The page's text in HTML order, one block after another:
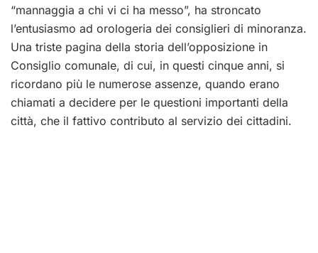
“mannaggia a chi vi ci ha messo”, ha stroncato
l’entusiasmo ad orologeria dei consiglieri di minoranza.
Una triste pagina della storia dell’opposizione in
Consiglio comunale, di cui, in questi cinque anni, si
ricordano più le numerose assenze, quando erano
chiamati a decidere per le questioni importanti della
città, che il fattivo contributo al servizio dei cittadini.